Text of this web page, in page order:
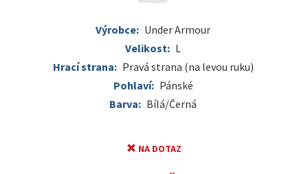
Výrobce: Under Armour
Velikost: L
Hrací strana: Pravá strana (na levou ruku)
Pohlaví: Pánské
Barva: Bílá/Černá
NA DOTAZ